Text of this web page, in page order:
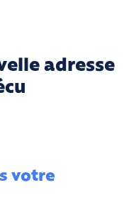
adresse
votre